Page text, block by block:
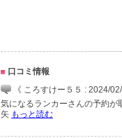
口コミ情報
《 ころすけー５５ : 2024/02/
気になるランカーさんの予約が
矢 もっと読む